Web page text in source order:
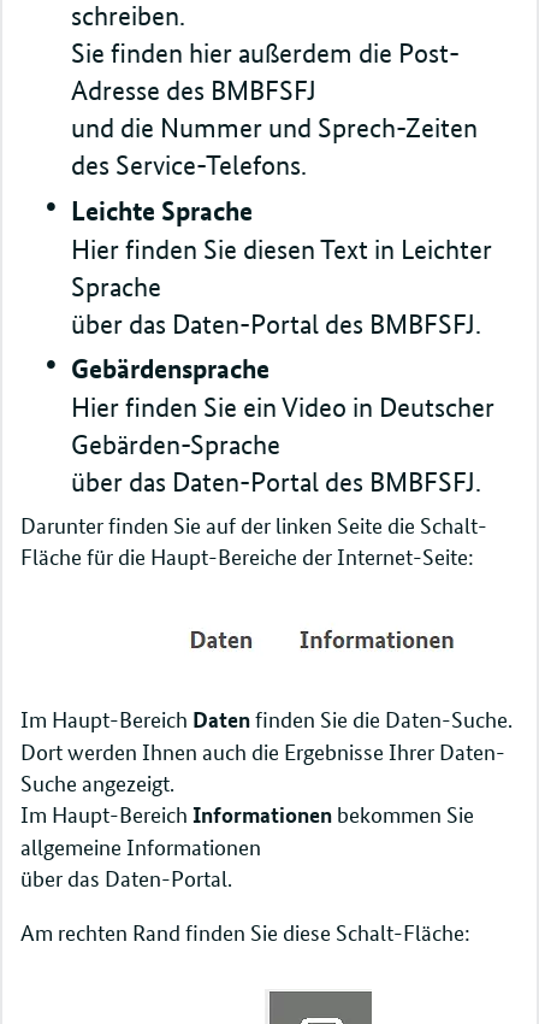
schreiben.
Sie finden hier außerdem die Post-
Adresse des BMBFSFJ
und die Nummer und Sprech-Zeiten
des Service-Telefons.
Leichte Sprache
Hier finden Sie diesen Text in Leichter
Sprache
über das Daten-Portal des BMBFSFJ.
Gebärdensprache
Hier finden Sie ein Video in Deutscher
Gebärden-Sprache
über das Daten-Portal des BMBFSFJ.
Darunter finden Sie auf der linken Seite die Schalt-
Fläche für die Haupt-Bereiche der Internet-Seite:
Im Haupt-Bereich Datenfinden Sie die Daten-Suche.
Dort werden Ihnen auch die Ergebnisse Ihrer Daten-
Suche angezeigt.
Im Haupt-Bereich Informationen bekommen Sie
allgemeine Informationen
über das Daten-Portal.
Am rechten Rand finden Sie diese Schalt-Fläche: